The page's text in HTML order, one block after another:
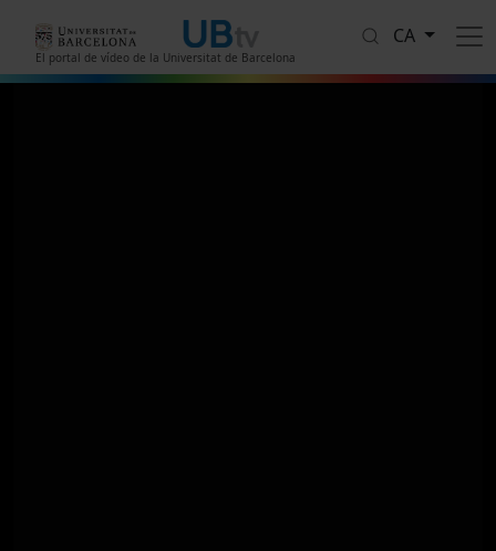
El portal de vídeo de la Universitat de Barcelona
CA